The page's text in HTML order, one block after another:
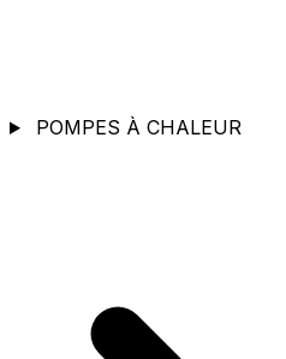
POMPES À CHALEUR